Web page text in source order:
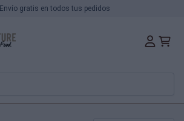
Envío gratis en todos tus pedidos